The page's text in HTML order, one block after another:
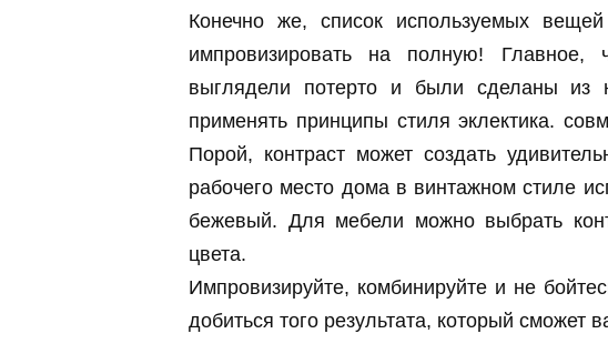
Конечно же, список используемых
импровизировать на полную!
выглядели потерто и были сделаны из
применять принципы стиля эклектика.
Порой, контраст может создать
рабочего место дома в винтажном стиле
бежевый. Для мебели можно выбрать
цвета.
Импровизируйте, комбинируйте и не
добиться того результата, который сможет